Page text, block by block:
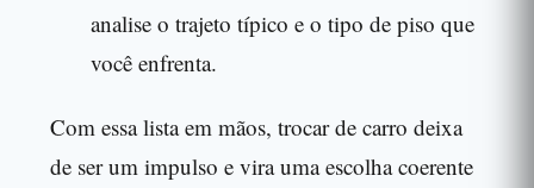
analise o trajeto típico e o tipo de piso que
você enfrenta.
Com essa lista em mãos, trocar de carro deixa
de ser um impulso e vira uma escolha coerente